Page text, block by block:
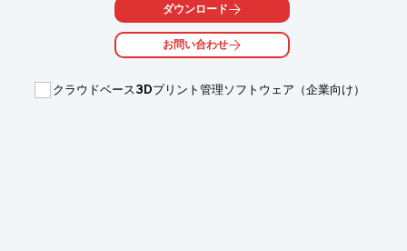
また、3-in-1スライシングソフトウェアの「SNAPMAKER
広い出力エリアの「Snapmaker 2.0 モジュール式 3Dプリンタ
ございます。
ダウンロード
お問い合わせ
クラウドベース3Dプリント管理ソフトウェア（企業向け）